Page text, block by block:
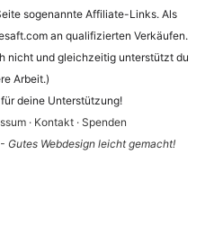
sogenannte Affiliate-Links. Als
an qualifizierten Verkäufen.
nicht und gleichzeitig unterstützt du
Arbeit.)
deine Unterstützung!
· Kontakt· Spenden
Gutes Webdesign leicht gemacht!